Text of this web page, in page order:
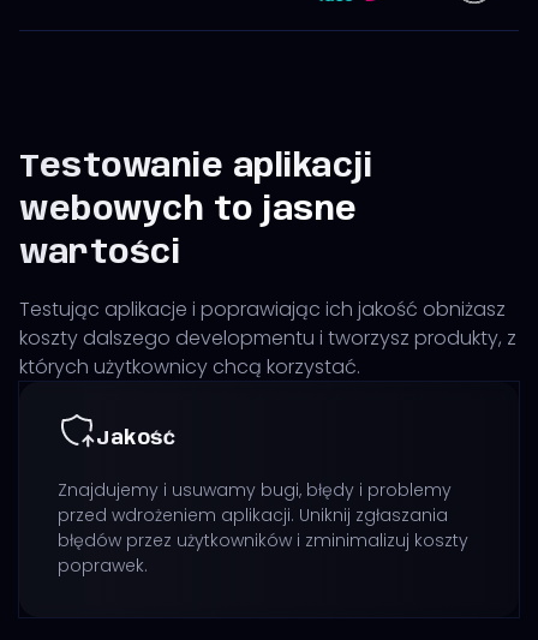
Jakość
Znajdujemy i usuwamy bugi, błędy i problemy
przed wdrożeniem aplikacji. Uniknij zgłaszania
błędów przez użytkowników i zminimalizuj koszty
poprawek.
Testowanie aplikacji
webowych to jasne
wartości
Testując aplikacje i poprawiając ich jakość obniżasz
koszty dalszego developmentu i tworzysz produkty, z
których użytkownicy chcą korzystać.